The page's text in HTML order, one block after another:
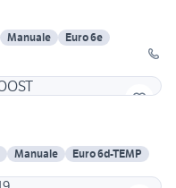
Manuale
Euro 6e
Manuale
Euro 6d-TEMP